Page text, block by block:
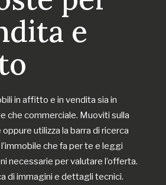
e
in affitto e in vendita sia in
che commerciale. Muoviti sulla
utilizza la barra di ricerca
che fa per te e leggi
necessarie per valutare l’offerta.
di immagini e dettagli tecnici.